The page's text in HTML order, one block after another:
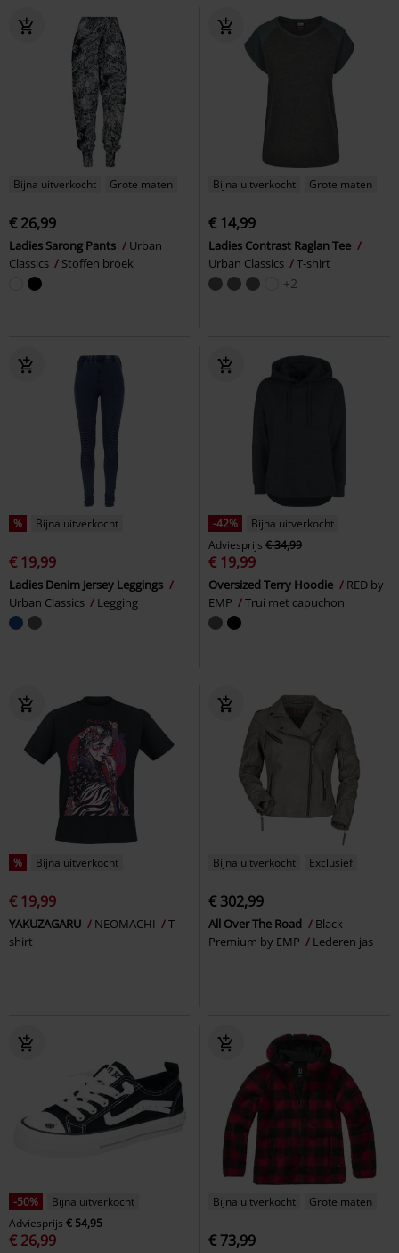
Bijna uitverkocht Grote maten
€ 26,99
Ladies Sarong Pants
Urban
Classics
Stoffen broek
Bijna uitverkocht Grote maten
€ 14,99
Ladies Contrast Raglan Tee
Urban Classics
T-shirt
+2
% Bijna uitverkocht
€ 19,99
Ladies Denim Jersey Leggings
Urban Classics
Legging
-42%
Bijna uitverkocht
Adviesprijs € 34,99
€ 19,99
Oversized Terry Hoodie
RED by
EMP
Trui met capuchon
% Bijna uitverkocht
€ 19,99
YAKUZAGARU NEOMACHI
T-
shirt
Bijna uitverkocht Exclusief
€ 302,99
All Over The Road
Black
Premium by EMP
Lederen jas
-50%
Bijna uitverkocht
Adviesprijs € 54,95
€ 26,99
Bijna uitverkocht Grote maten
€ 73,99